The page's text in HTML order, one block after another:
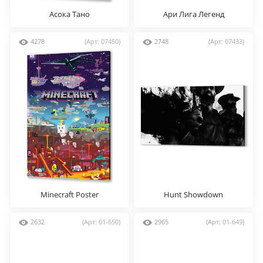
Асока Тано Ари Лига Легенд
4278 (Арт: 07450)
Minecraft Poster
2748 (Арт: 07433)
Hunt Showdown
2632 (Арт: 01-650) 2965 (Арт: 01-649)